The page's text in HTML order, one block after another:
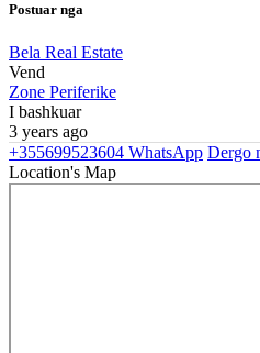
Postuar nga
Bela Real Estate
Vend
Zone Periferike
I bashkuar
3 years ago
+355699523604 WhatsApp Dergo
Location's Map